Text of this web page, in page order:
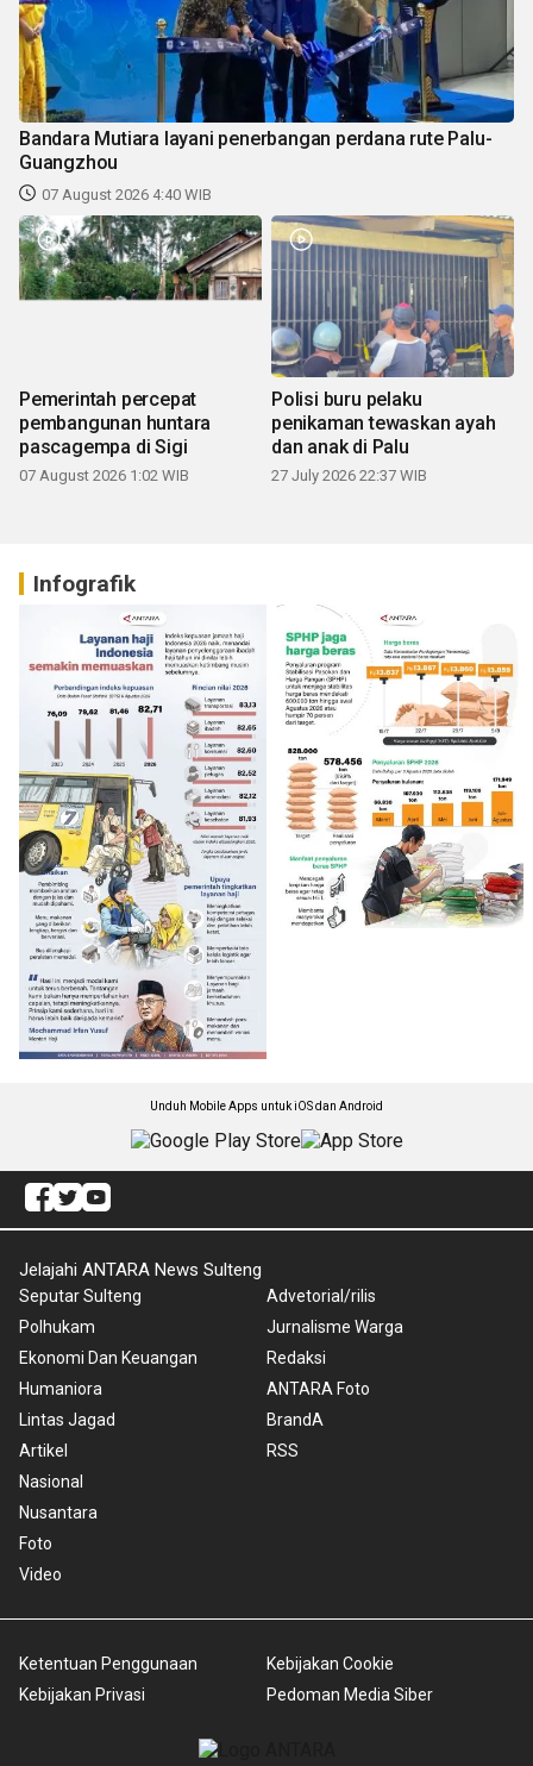
Bandara Mutiara layani penerbangan perdana rute Palu-
Guangzhou
07 August 2026 4:40 WIB
Pemerintah percepat
pembangunan huntara
pascagempa di Sigi
07 August 2026 1:02 WIB
Polisi buru pelaku
penikaman tewaskan ayah
dan anak di Palu
27 July 2026 22:37 WIB
Infografik
Unduh Mobile Apps untuk iOS dan Android
Jelajahi ANTARA News Sulteng
Seputar Sulteng
Polhukam
Ekonomi Dan Keuangan
Humaniora
Lintas Jagad
Artikel
Nasional
Nusantara
Foto
Video
Advetorial/rilis
Jurnalisme Warga
Redaksi
ANTARA Foto
BrandA
RSS
Ketentuan Penggunaan
Kebijakan Privasi
Kebijakan Cookie
Pedoman Media Siber